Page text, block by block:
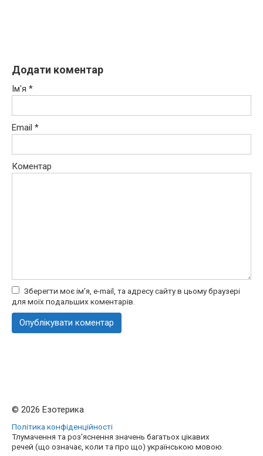
Додати коментар
Ім'я *
Email *
Коментар
Зберегти моє ім'я, e-mail, та адресу сайту в цьому браузері
для моїх подальших коментарів.
© 2026 Езотерика
Політика конфіденційності
Тлумачення та роз'яснення значень багатьох цікавих
речей (що означає, коли та про що) українською мовою.